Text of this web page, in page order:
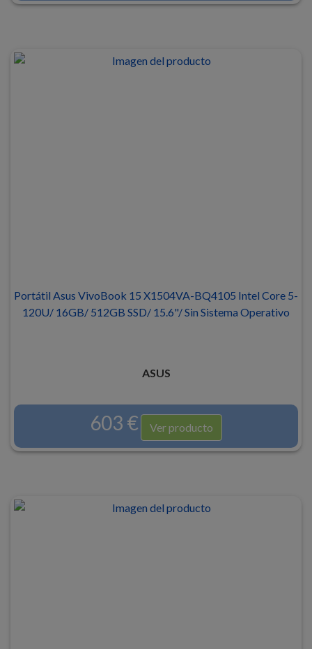
Portátil Asus VivoBook 15 X1504VA-BQ4105 Intel Core 5-
120U/ 16GB/ 512GB SSD/ 15.6"/ Sin Sistema Operativo
ASUS
603 € Ver producto